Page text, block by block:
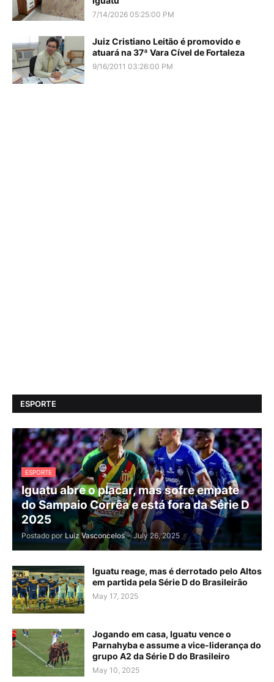
7/14/2026 05:25:00 PM
Juiz Cristiano Leitão é promovido e
atuará na 37ª Vara Cível de Fortaleza
9/16/2011 03:26:00 PM
ESPORTE
ESPORTE
Iguatu abre o placar, mas sofre empate
do Sampaio Corrêa e está fora da Série D
2025
Postado por Luiz Vasconcelos - July 26, 2025
Iguatu reage, mas é derrotado pelo Altos
em partida pela Série D do Brasileirão
May 17, 2025
Jogando em casa, Iguatu vence o
Parnahyba e assume a vice-liderança do
grupo A2 da Série D do Brasileiro
May 10, 2025